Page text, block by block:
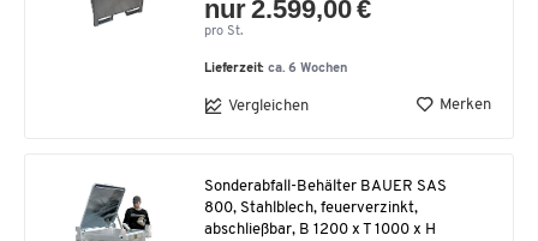
nur 2.599,00 €
pro St.
Lieferzeit:ca. 6 Wochen
Vergleichen Merken
Sonderabfall-Behälter BAUER SAS
800, Stahlblech, feuerverzinkt,
abschließbar, B 1200 x T 1000 x H